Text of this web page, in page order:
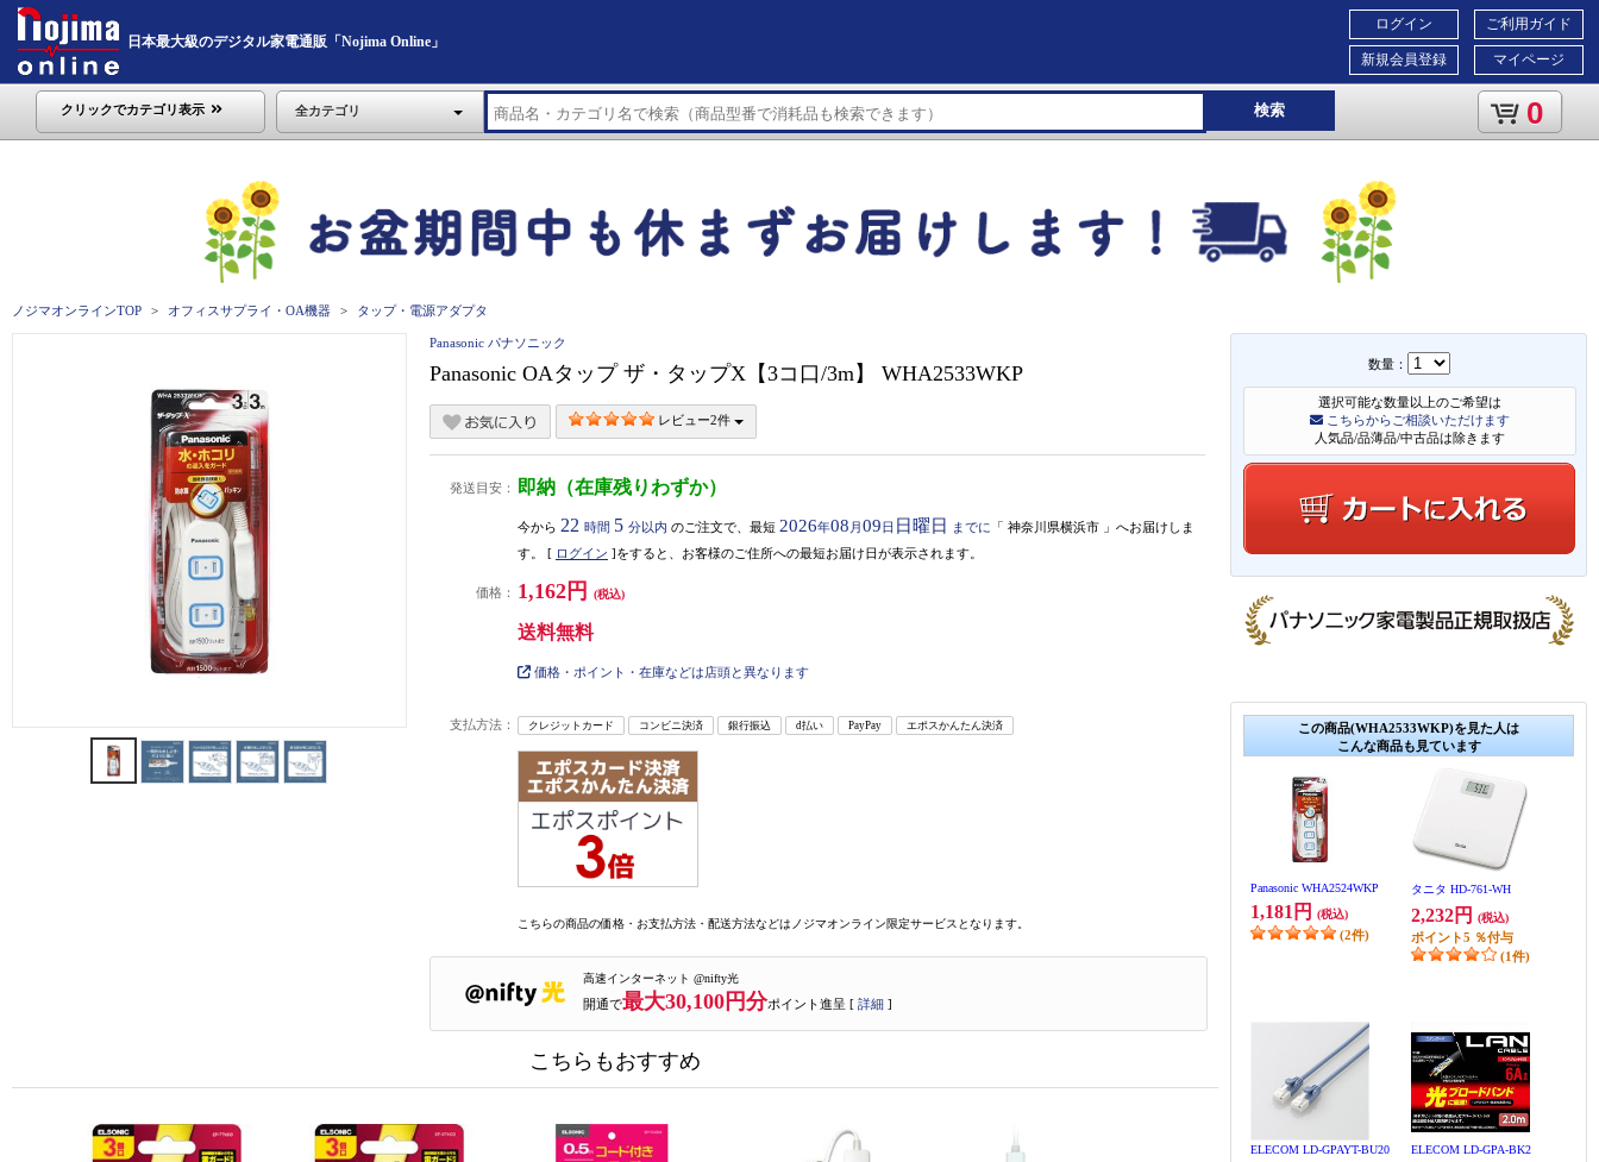
日本最大級のデジタル家電通販「Nojima Online」
ご利用ガイド
マイページ
ログイン
新規会員登録
クリックでカテゴリ表示 全カテゴリ 検索 0
ノジマオンラインTOP オフィスサプライ・OA機器 タップ・電源アダプタ
数量：
選択可能な数量以上のご希望は
こちらからご相談いただけます
人気品/品薄品/中古品は除きます
この商品(WHA2533WKP)を見た人は
こんな商品も見ています
Panasonic WHA2524WKP
1,181円 (税込)
(2件)
タニタ HD-761-WH
2,232円 (税込)
ポイント5 ％付与
(1件)
ELECOM LD-GPAYT-BU20 ELECOM LD-GPA-BK2
Panasonic パナソニック
Panasonic OAタップ ザ・タップX【3コ口/3m】 WHA2533WKP
レビュー2件
発送目安： 即納（在庫残りわずか）
今から 22 時間 5 分以内 のご注文で、最短 2026年08 月09日 日曜日 までに 「 神奈川県横浜市 」 へお届けしま
す。 [ ログイン ]をすると、お客様のご住所への最短お届け日が表示されます。
価格： 1,162円 (税込)
送料無料
価格・ポイント・在庫などは店頭と異なります
支払方法： クレジットカード コンビニ決済 銀行振込 d払い PayPay エポスかんたん決済
こちらの商品の価格・お支払方法・配送方法などはノジマオンライン限定サービスとなります。
高速インターネット @nifty光
開通で最大30,100円分ポイント進呈 [ 詳細 ]
こちらもおすすめ